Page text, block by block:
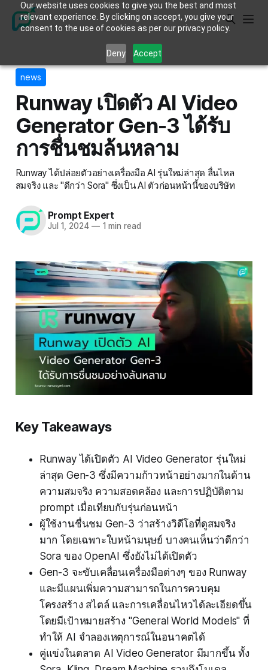
Our website uses cookies to give you the best and most
relevant experience. By clicking on accept, you give your
consent to the use of cookies as per our privacy policy.
Deny Accept
news
Runway เปิดตัว AI Video
Generator Gen-3 ได้รับ
การชื่นชมล้นหลาม
Runway ได้ปล่อยตัวอย่างเครื่องมือ AI รุ่นใหม่ล่าสุด ลื่นไหล
สมจริง และ "ดีกว่า Sora" ซึ่งเป็น AI ตัวก่อนหน้านี้ของบริษัท
Prompt Expert
Jul 1, 2024 —1 min read
Key Takeaways
Runway ได้เปิดตัว AI Video Generator รุ่นใหม่
ล่าสุด Gen-3 ซึ่งมีความก้าวหน้าอย่างมากในด้าน
ความสมจริง ความสอดคล้อง และการปฏิบัติตาม
prompt เมื่อเทียบกับรุ่นก่อนหน้า
ผู้ใช้งานชื่นชม Gen-3 ว่าสร้างวิดีโอที่ดูสมจริง
มาก โดยเฉพาะใบหน้ามนุษย์ บางคนเห็นว่าดีกว่า
Sora ของ OpenAI ซึ่งยังไม่ได้เปิดตัว
Gen-3 จะขับเคลื่อนเครื่องมือต่างๆ ของ Runway
และมีแผนเพิ่มความสามารถในการควบคุม
โครงสร้าง สไตล์ และการเคลื่อนไหวได้ละเอียดขึ้น
โดยมีเป้าหมายสร้าง "General World Models" ที่
ทำให้ AI จำลองเหตุการณ์ในอนาคตได้
คู่แข่งในตลาด AI Video Generator มีมากขึ้น ทั้ง